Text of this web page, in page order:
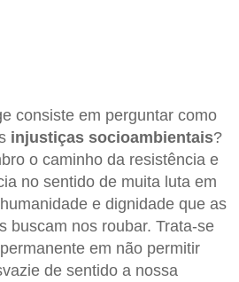
consiste em perguntar como
injustiças socioambientais?
o caminho da resistência e
no sentido de muita luta em
e dignidade que as
buscam nos roubar. Trata-se
em não permitir
de sentido a nossa